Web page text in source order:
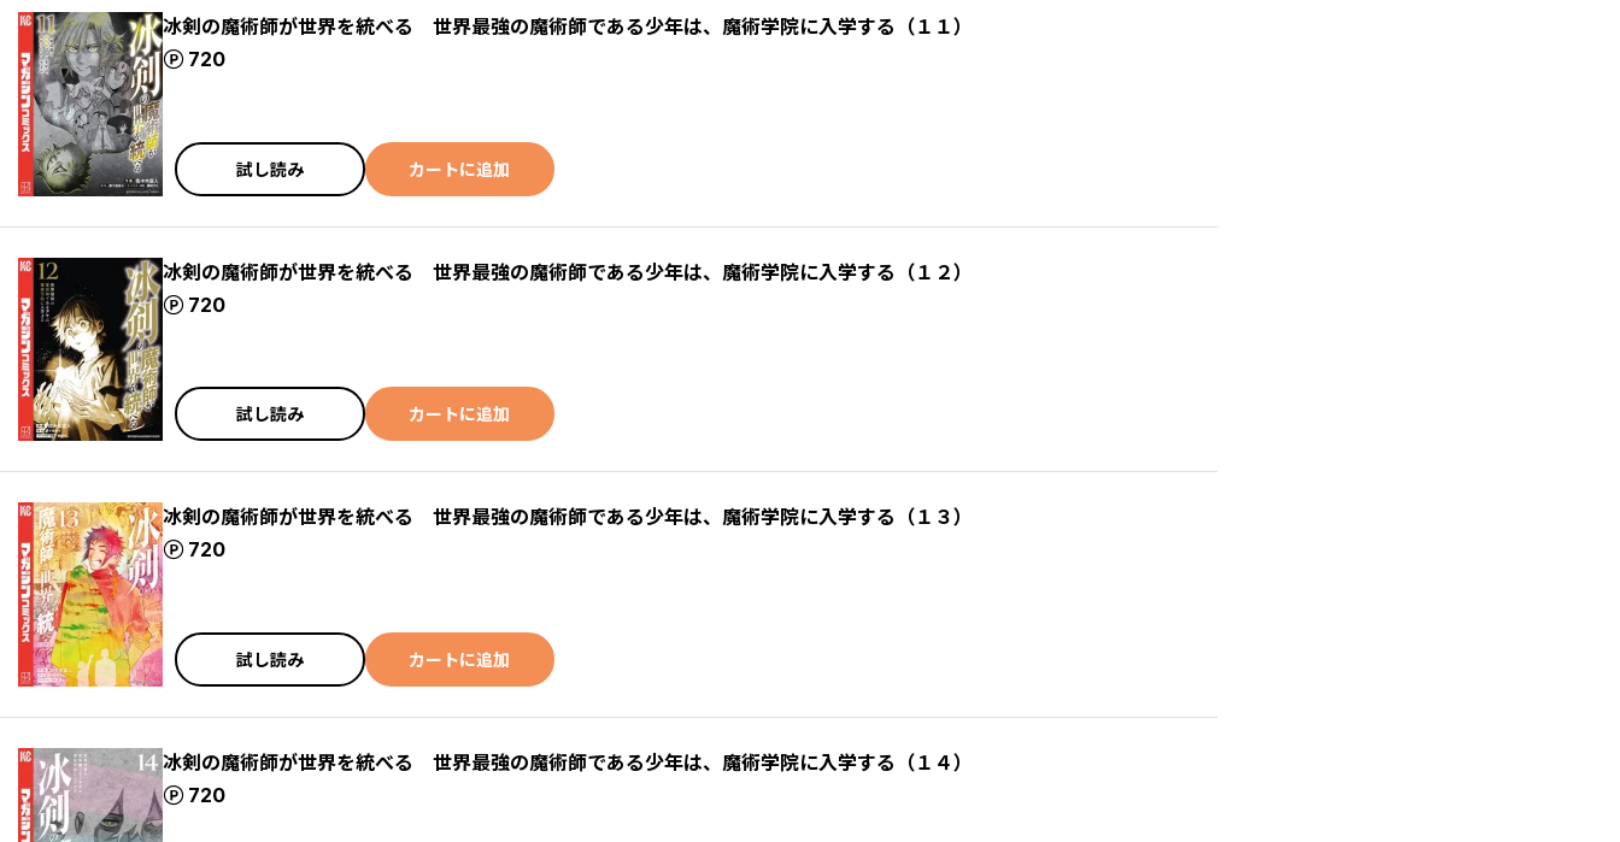
冰剣の魔術師が世界を統べる 世界最強の魔術師である少年は、魔術学院に入学する（１１）
720
ポイント
試し読み カートに追加
冰剣の魔術師が世界を統べる 世界最強の魔術師である少年は、魔術学院に入学する（１２）
720
ポイント
試し読み カートに追加
冰剣の魔術師が世界を統べる 世界最強の魔術師である少年は、魔術学院に入学する（１３）
720
ポイント
試し読み カートに追加
冰剣の魔術師が世界を統べる 世界最強の魔術師である少年は、魔術学院に入学する（１４）
720
ポイント